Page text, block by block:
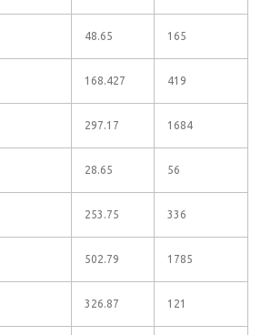
48.65 165
168.427 419
297.17 1684
28.65 56
253.75 336
502.79 1785
326.87 121